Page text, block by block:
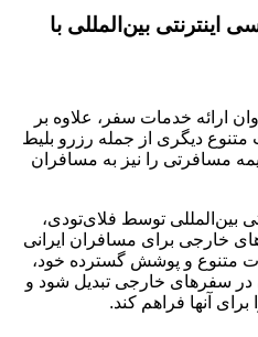
ارائه خدمات سفر، علاوه بر
دیگری از جمله رزرو بلیط
مسافرتی را نیز به مسافران
بین‌المللی توسط فلای‌تودی،
خارجی برای مسافران ایرانی
متنوع و پوشش گسترده خود،
در سفرهای خارجی تبدیل شود و
آنها فراهم کند.